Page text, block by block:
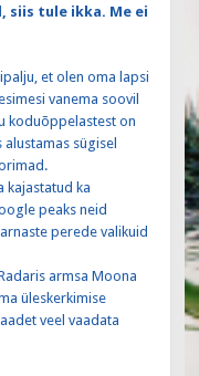
siis tule ikka. Me ei
et olen oma lapsi
vanema soovil
koduõppelastest on
sügisel
kajastatud ka
peaks neid
perede valikuid
armsa Moona
üleskerkimise
veel vaadata